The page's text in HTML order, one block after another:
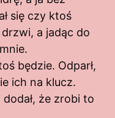
się czy ktoś
a jadąc do
będzie. Odparł,
ich na klucz.
dodał, że zrobi to